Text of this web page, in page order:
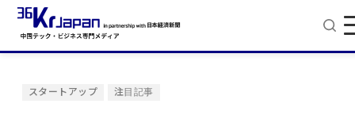
スタートアップ 注目記事